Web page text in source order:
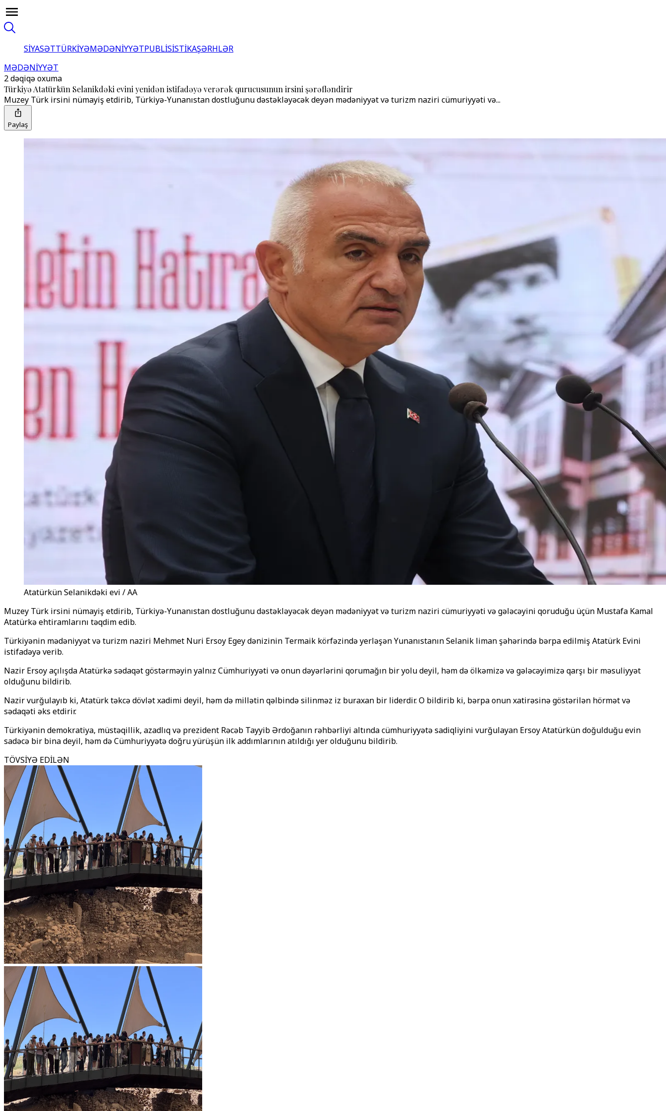
SİYASƏTTÜRKİYƏMƏDƏNİYYƏTPUBLİSİSTİKAŞƏRHLƏR
MƏDƏNİYYƏT
2 dəqiqə oxuma
Türkiyə Atatürkün Selanikdəki evini yenidən istifadəyə verərək qurucusunun irsini şərəfləndirir
Muzey Türk irsini nümayiş etdirib, Türkiyə-Yunanıstan dostluğunu dəstəkləyəcək deyən mədəniyyət və turizm naziri cümuriyyəti və...
Paylaş
Atatürkün Selanikdəki evi / AA
Muzey Türk irsini nümayiş etdirib, Türkiyə-Yunanıstan dostluğunu dəstəkləyəcək deyən mədəniyyət və turizm naziri cümuriyyəti və gələcəyini qoruduğu üçün Mustafa Kamal
Atatürkə ehtiramlarını təqdim edib.
Türkiyənin mədəniyyət və turizm naziri Mehmet Nuri Ersoy Egey dənizinin Termaik körfəzində yerləşən Yunanıstanın Selanik liman şəhərində bərpa edilmiş Atatürk Evini
istifadəyə verib.
Nazir Ersoy açılışda Atatürkə sədaqət göstərməyin yalnız Cümhuriyyəti və onun dəyərlərini qorumağın bir yolu deyil, həm də ölkəmizə və gələcəyimizə qarşı bir məsuliyyət
olduğunu bildirib.
Nazir vurğulayıb ki, Atatürk təkcə dövlət xadimi deyil, həm də millətin qəlbində silinməz iz buraxan bir liderdir. O bildirib ki, bərpa onun xatirəsinə göstərilən hörmət və
sədaqəti əks etdirir.
Türkiyənin demokratiya, müstəqillik, azadlıq və prezident Rəcəb Tayyib Ərdoğanın rəhbərliyi altında cümhuriyyətə sadiqliyini vurğulayan Ersoy Atatürkün doğulduğu evin
sadəcə bir bina deyil, həm də Cümhuriyyətə doğru yürüşün ilk addımlarının atıldığı yer olduğunu bildirib.
TÖVSİYƏ EDİLƏN